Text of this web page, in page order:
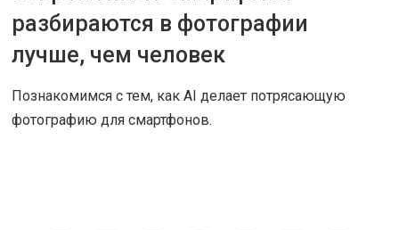
разбираются в фотографии
лучше, чем человек
Познакомимся с тем, как AI делает потрясающую
фотографию для смартфонов.